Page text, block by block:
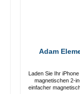
Adam
Laden Sie Ihr
magnetischen 2-in-1-
einfacher